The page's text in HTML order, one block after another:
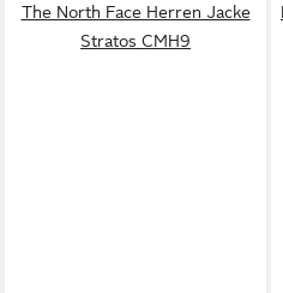
The North Face Herren Jacke
Stratos CMH9